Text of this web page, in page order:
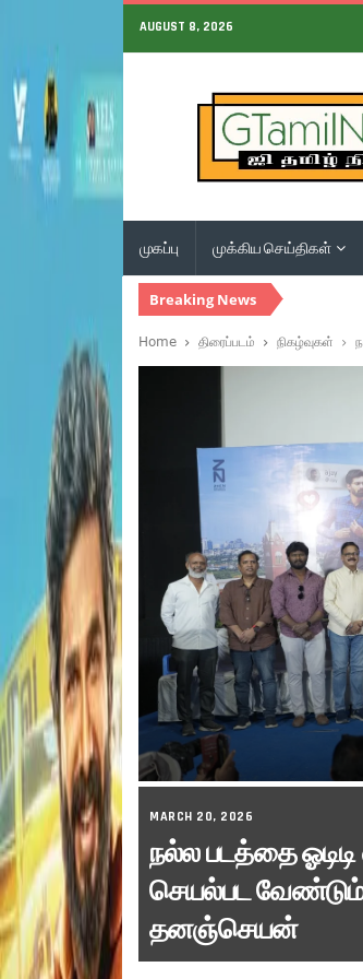
AUGUST 8, 2026
முகப்பு முக்கிய செய்திகள்
Breaking News
Home திரைப்படம் நிகழ்வுகள்
MARCH 20, 2026
நல்ல படத்தை
செயல்பட
தனஞ்செயன்